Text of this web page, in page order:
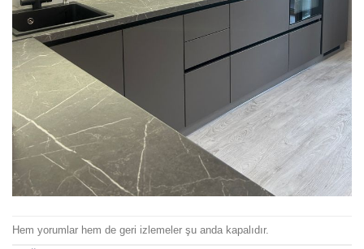
Hem yorumlar hem de geri izlemeler şu anda kapalıdır.